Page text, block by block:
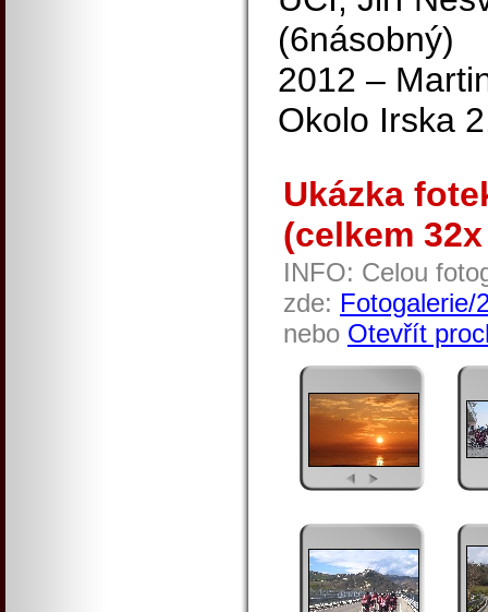
(6násobný)
2012 –
Okolo Irska
Ukázka
(celkem
INFO: Celou
zde: Fotogalerie/
nebo Otevřít